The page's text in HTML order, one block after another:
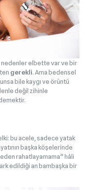
nedenler elbette var ve bir
gerekli. Ama bedensel
bile kaygı ve örüntü
değil zihinle
bu acele, sadece yatak
başka köşelerinde
rahatlayamama” hâli
edildiği an bambaşka bir